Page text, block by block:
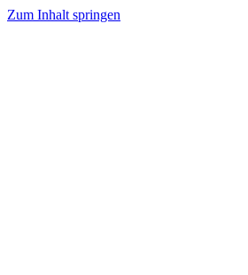
Zum Inhalt springen